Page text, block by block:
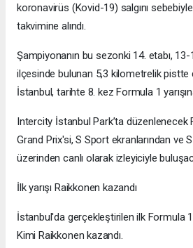
koronavirüs (Kovid-19) salgını
takvimine alındı.
Şampiyonanın bu sezonki 14. etabı, 13-
ilçesinde bulunan 5,3 kilometrelik pistte
İstanbul, tarihte 8. kez Formula 1
Intercity İstanbul Park’ta düzenlenecek
Grand Prix'si, S Sport ekranlarından ve
üzerinden canlı olarak izleyiciyle
İlk yarışı Raikkonen kazandı
İstanbul'da gerçekleştirilen ilk Formula 1
Kimi Raikkonen kazandı.